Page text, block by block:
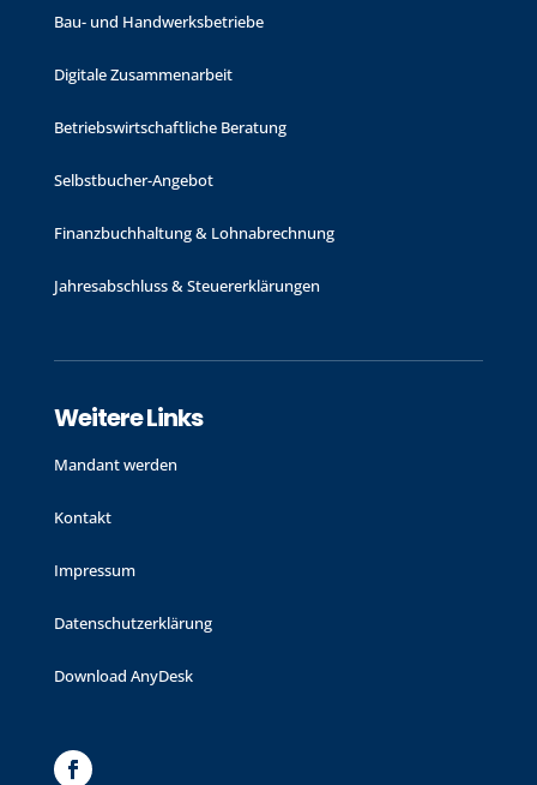
Bau- und Handwerks­betriebe
Digitale Zusammenarbeit
Betriebswirtschaftliche Beratung
Selbstbucher-Angebot
Finanzbuchhaltung & Lohnabrechnung
Jahres­abschluss & Steuer­erklärungen
Weitere Links
Mandant werden
Kontakt
Impressum
Datenschutzerklärung
Download AnyDesk